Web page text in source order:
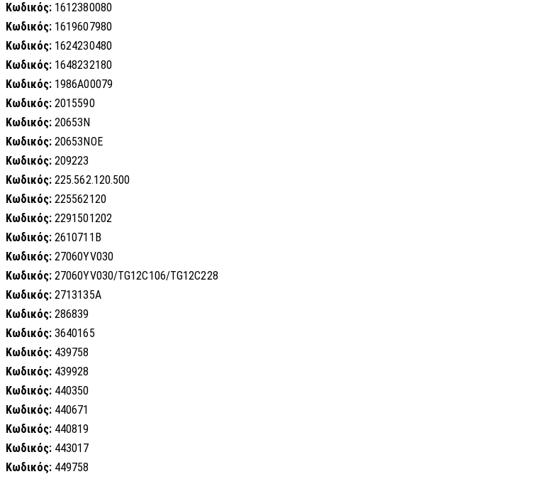
Κωδικός: 1612380080
Κωδικός: 1619607980
Κωδικός: 1624230480
Κωδικός: 1648232180
Κωδικός: 1986A00079
Κωδικός: 2015590
Κωδικός: 20653N
Κωδικός: 20653NOE
Κωδικός: 209223
Κωδικός: 225.562.120.500
Κωδικός: 225562120
Κωδικός: 2291501202
Κωδικός: 2610711B
Κωδικός: 27060YV030
Κωδικός: 27060YV030/TG12C106/TG12C228
Κωδικός: 2713135A
Κωδικός: 286839
Κωδικός: 3640165
Κωδικός: 439758
Κωδικός: 439928
Κωδικός: 440350
Κωδικός: 440671
Κωδικός: 440819
Κωδικός: 443017
Κωδικός: 449758